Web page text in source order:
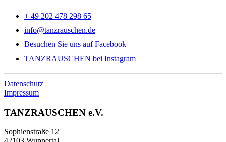
+ 49 202 478 298 65
info@tanzrauschen.de
Besuchen Sie uns auf Facebook
TANZRAUSCHEN bei Instagram
Datenschutz
Impressum
TANZRAUSCHEN e.V.
Sophienstraße 12